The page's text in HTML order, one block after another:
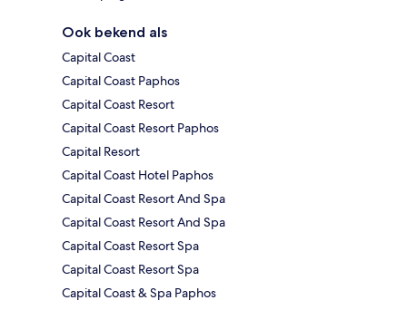
Ook bekend als
Capital Coast
Capital Coast Paphos
Capital Coast Resort
Capital Coast Resort Paphos
Capital Resort
Capital Coast Hotel Paphos
Capital Coast Resort And Spa
Capital Coast Resort And Spa
Capital Coast Resort Spa
Capital Coast Resort Spa
Capital Coast & Spa Paphos